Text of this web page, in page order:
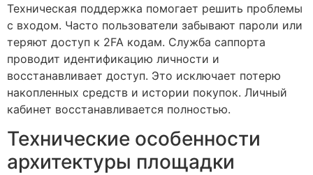
Техническая поддержка помогает решить проблемы
с входом. Часто пользователи забывают пароли или
теряют доступ к 2FA кодам. Служба саппорта
проводит идентификацию личности и
восстанавливает доступ. Это исключает потерю
накопленных средств и истории покупок. Личный
кабинет восстанавливается полностью.
Технические особенности
архитектуры площадки